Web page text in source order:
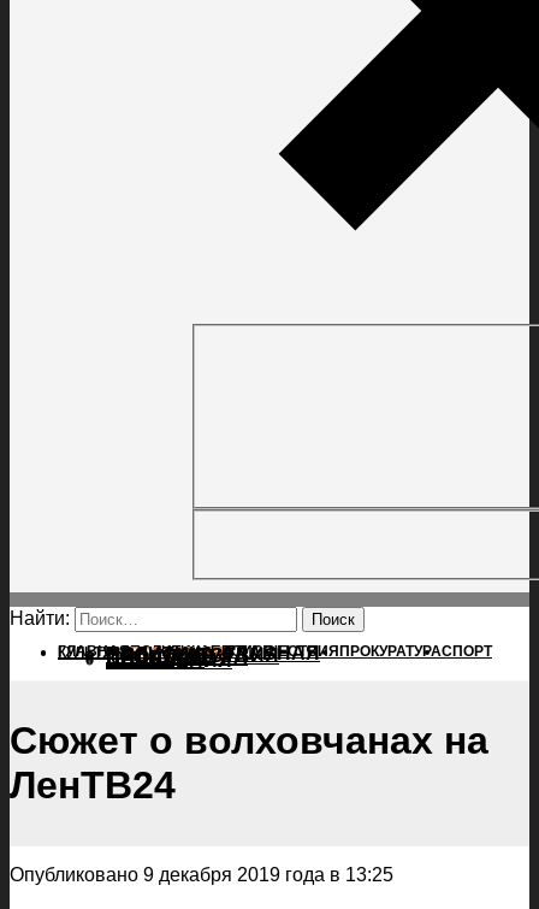
Найти:
ГЛАВНАЯПОЛИТИКАПРОИСШЕСТВИЯ ПРОКУРАТУРАСПОРТ
КУЛЬТУРАПОСЕЛЕНИЯГЛАВНАЯ
ПОЛИТИКА
ПРОИСШЕСТВИЯ
ПРОКУРАТУРА
СПОРТ
КУЛЬТУРА
ПОСЕЛЕНИЯ
Сюжет о волховчанах на
ЛенТВ24
Опубликовано 9 декабря 2019 года в 13:25